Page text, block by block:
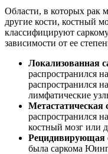
Области, в которых рак
другие кости, костный
классифицируют
зависимости от ее
Локализованная
распространился
распространился
лимфатические
распространился
костный мозг или
Рецидивирующая
была саркома